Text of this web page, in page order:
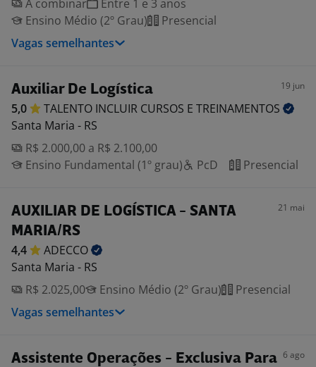
A combinar
Entre 1 e 3 anos
Ensino Médio (2º Grau)
Presencial
Vagas semelhantes
Auxiliar De Logística 19 jun
5,0 TALENTO INCLUIR CURSOS E TREINAMENTOS
Santa Maria - RS
R$ 2.000,00 a R$ 2.100,00
Ensino Fundamental (1º grau)
PcD Presencial
AUXILIAR DE LOGÍSTICA - SANTA
MARIA/RS
21 mai
4,4
ADECCO
Santa Maria - RS
R$ 2.025,00
Ensino Médio (2º Grau)
Presencial
Vagas semelhantes
Assistente Operações - Exclusiva Para 6 ago